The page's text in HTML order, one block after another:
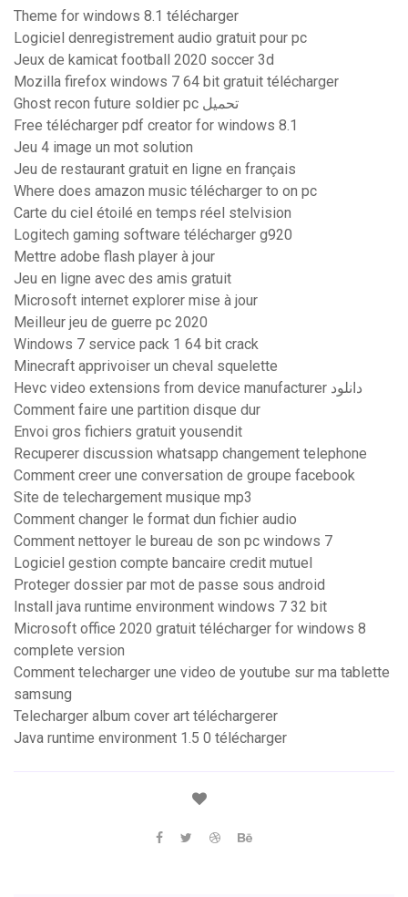
Theme for windows 8.1 télécharger
Logiciel denregistrement audio gratuit pour pc
Jeux de kamicat football 2020 soccer 3d
Mozilla firefox windows 7 64 bit gratuit télécharger
Ghost recon future soldier pc تحميل
Free télécharger pdf creator for windows 8.1
Jeu 4 image un mot solution
Jeu de restaurant gratuit en ligne en français
Where does amazon music télécharger to on pc
Carte du ciel étoilé en temps réel stelvision
Logitech gaming software télécharger g920
Mettre adobe flash player à jour
Jeu en ligne avec des amis gratuit
Microsoft internet explorer mise à jour
Meilleur jeu de guerre pc 2020
Windows 7 service pack 1 64 bit crack
Minecraft apprivoiser un cheval squelette
Hevc video extensions from device manufacturer دانلود
Comment faire une partition disque dur
Envoi gros fichiers gratuit yousendit
Recuperer discussion whatsapp changement telephone
Comment creer une conversation de groupe facebook
Site de telechargement musique mp3
Comment changer le format dun fichier audio
Comment nettoyer le bureau de son pc windows 7
Logiciel gestion compte bancaire credit mutuel
Proteger dossier par mot de passe sous android
Install java runtime environment windows 7 32 bit
Microsoft office 2020 gratuit télécharger for windows 8
complete version
Comment telecharger une video de youtube sur ma tablette
samsung
Telecharger album cover art téléchargerer
Java runtime environment 1.5 0 télécharger